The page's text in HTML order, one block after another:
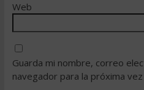
Web
Guarda mi nombre, correo
navegador para la próxima